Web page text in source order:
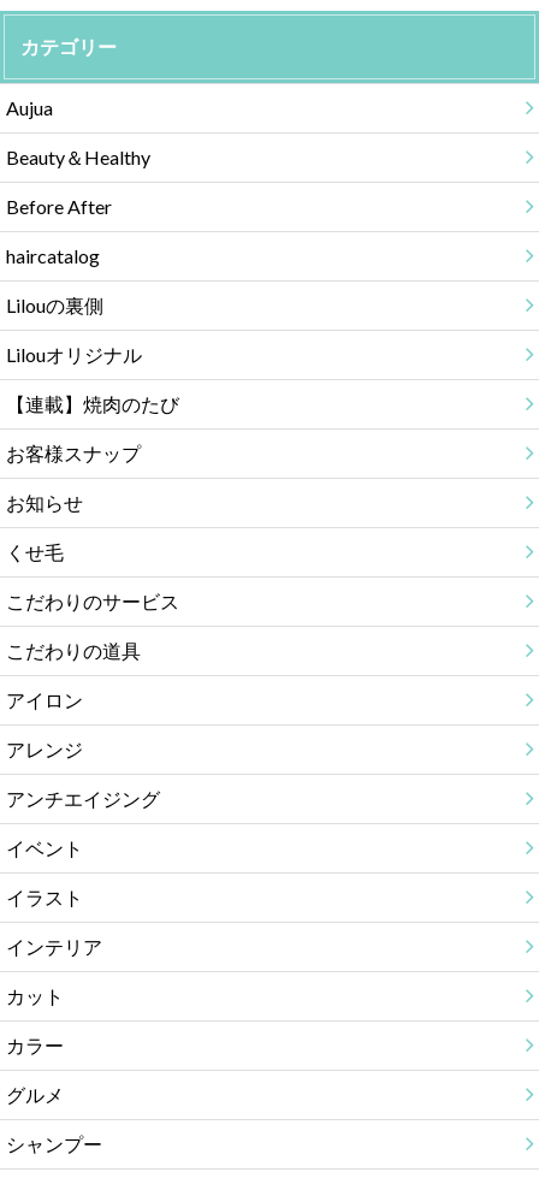
カテゴリー
Aujua
Beauty＆Healthy
Before After
haircatalog
Lilouの裏側
Lilouオリジナル
【連載】焼肉のたび
お客様スナップ
お知らせ
くせ毛
こだわりのサービス
こだわりの道具
アイロン
アレンジ
アンチエイジング
イベント
イラスト
インテリア
カット
カラー
グルメ
シャンプー